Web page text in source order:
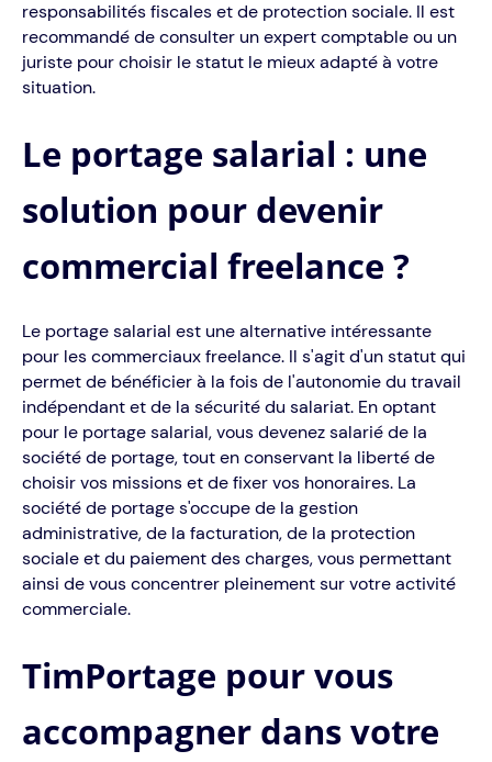
responsabilités fiscales et de protection sociale. Il est
recommandé de consulter un expert comptable ou un
juriste pour choisir le statut le mieux adapté à votre
situation.
Le portage salarial : une
solution pour devenir
commercial freelance ?
Le portage salarial est une alternative intéressante
pour les commerciaux freelance. Il s'agit d'un statut qui
permet de bénéficier à la fois de l'autonomie du travail
indépendant et de la sécurité du salariat. En optant
pour le portage salarial, vous devenez salarié de la
société de portage, tout en conservant la liberté de
choisir vos missions et de fixer vos honoraires. La
société de portage s'occupe de la gestion
administrative, de la facturation, de la protection
sociale et du paiement des charges, vous permettant
ainsi de vous concentrer pleinement sur votre activité
commerciale.
TimPortage pour vous
accompagner dans votre